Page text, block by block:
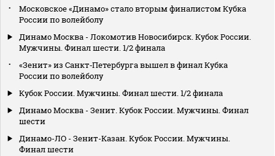
Московское «Динамо» стало вторым финалистом Кубка
России по волейболу
Динамо Москва - Локомотив Новосибирск. Кубок России.
Мужчины. Финал шести. 1/2 финала
«Зенит» из Санкт‑Петербурга вышел в финал Кубка
России по волейболу
Кубок России. Мужчины. Финал шести. 1/2 финала
Динамо Москва - Зенит. Кубок России. Мужчины. Финал
шести
Динамо-ЛО - Зенит-Казан. Кубок России. Мужчины.
Финал шести